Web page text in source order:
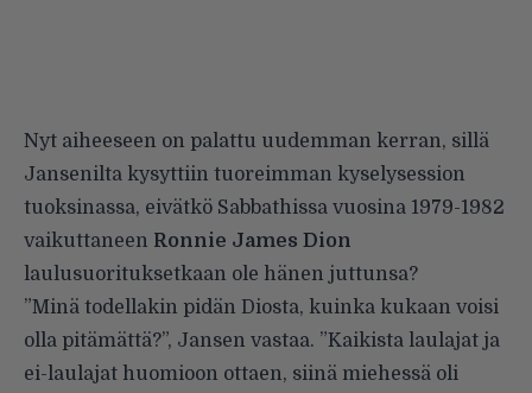
Nyt aiheeseen on palattu uudemman kerran, sillä
Jansenilta kysyttiin tuoreimman kyselysession
tuoksinassa, eivätkö Sabbathissa vuosina 1979-1982
vaikuttaneen Ronnie James Dion
laulusuorituksetkaan ole hänen juttunsa?
”Minä todellakin pidän Diosta, kuinka kukaan voisi
olla pitämättä?”, Jansen vastaa. ”Kaikista laulajat ja
ei-laulajat huomioon ottaen, siinä miehessä oli